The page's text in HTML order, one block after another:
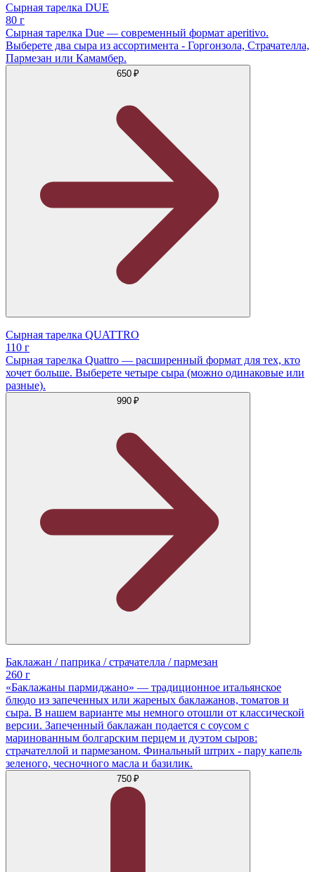
Сырная тарелка DUE
80 г
Сырная тарелка Due — современный формат aperitivo.
Выберете два сыра из ассортимента - Горгонзола, Страчателла,
Пармезан или Камамбер.
650 ₽
Сырная тарелка QUATTRO
110 г
Сырная тарелка Quattro — расширенный формат для тех, кто
хочет больше. Выберете четыре сыра (можно одинаковые или
разные).
990 ₽
Баклажан / паприка / страчателла / пармезан
260 г
«Баклажаны пармиджано» — традиционное итальянское
блюдо из запеченных или жареных баклажанов, томатов и
сыра. В нашем варианте мы немного отошли от классической
версии. Запеченный баклажан подается с соусом с
маринованным болгарским перцем и дуэтом сыров:
страчателлой и пармезаном. Финальный штрих - пару капель
зеленого, чесночного масла и базилик.
750 ₽